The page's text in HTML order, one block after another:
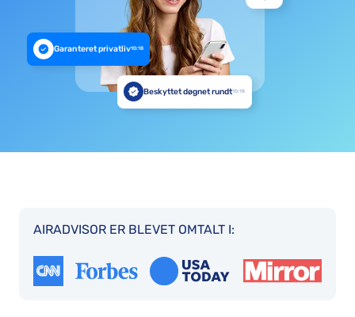
Garanteret privatliv10:18
Beskyttet døgnet rundt10:18
AIRADVISOR ER BLEVET OMTALT I: